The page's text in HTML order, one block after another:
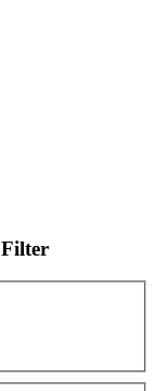
Filter